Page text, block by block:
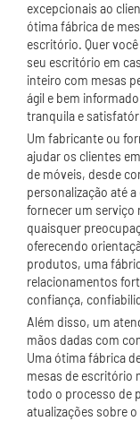
excepcionais ao
ótima fábrica de
escritório. Quer
seu escritório em
inteiro com mesas
ágil e bem
tranquila e
Um fabricante ou
ajudar os clientes
de móveis, desde
personalização até
fornecer um serviço
quaisquer
oferecendo
produtos, uma
relacionamentos
confiança,
Além disso, um
mãos dadas com
Uma ótima fábrica
mesas de escritório
todo o processo de
atualizações sobre